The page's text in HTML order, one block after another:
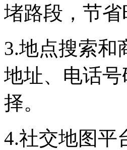
堵路段，节
3.地点搜索和
地址、电话
择。
4.社交地图平